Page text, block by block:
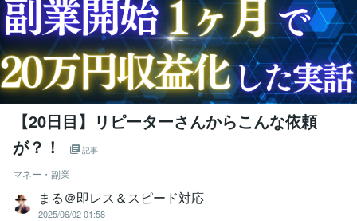
【20日目】リピーターさんからこんな依頼
が？！
記事
マネー・副業
まる＠即レス＆スピード対応
2025/06/02 01:58